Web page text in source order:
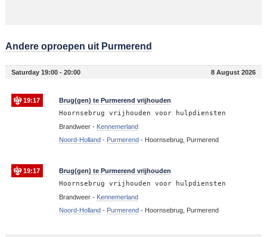
Andere oproepen uit Purmerend
Saturday 19:00 - 20:00 8 August 2026
19:17 Brug(gen) te Purmerend vrijhouden
Hoornsebrug vrijhouden voor hulpdiensten
Brandweer - Kennemerland
Noord-Holland- Purmerend- Hoornsebrug, Purmerend
19:17 Brug(gen) te Purmerend vrijhouden
Hoornsebrug vrijhouden voor hulpdiensten
Brandweer - Kennemerland
Noord-Holland- Purmerend- Hoornsebrug, Purmerend